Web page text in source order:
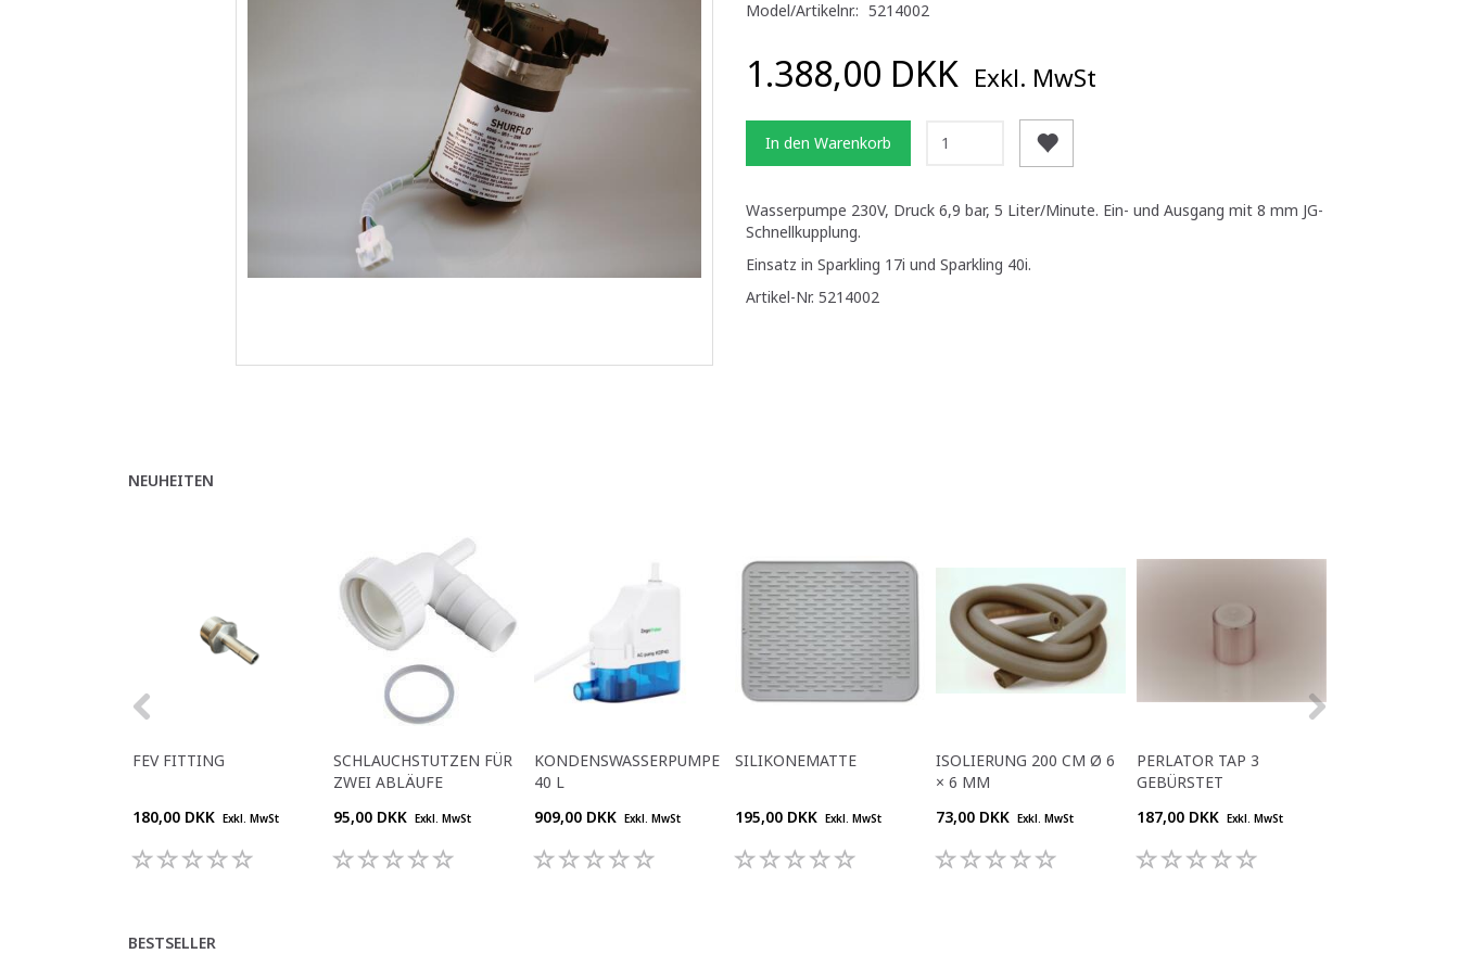
Model/Artikelnr.: 5214002
1.388,00 DKK Exkl. MwSt
In den Warenkorb
Wasserpumpe 230V, Druck 6,9 bar, 5 Liter/Minute. Ein- und Ausgang mit 8 mm JG-
Schnellkupplung.
Einsatz in Sparkling 17i und Sparkling 40i.
Artikel-Nr. 5214002
NEUHEITEN
FEV FITTING
180,00 DKK Exkl. MwSt
SCHLAUCHSTUTZEN FÜR
ZWEI ABLÄUFE
95,00 DKK Exkl. MwSt
KONDENSWASSERPUMPE
40 L
909,00 DKK Exkl. MwSt
SILIKONEMATTE
195,00 DKK Exkl. MwSt
ISOLIERUNG 200 CM Ø 6
× 6 MM
73,00 DKK Exkl. MwSt
PERLATOR TAP 3
GEBÜRSTET
187,00 DKK Exkl. MwSt
BESTSELLER